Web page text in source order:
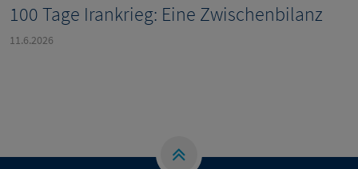
100 Tage Irankrieg: Eine Zwischenbilanz
11.6.2026